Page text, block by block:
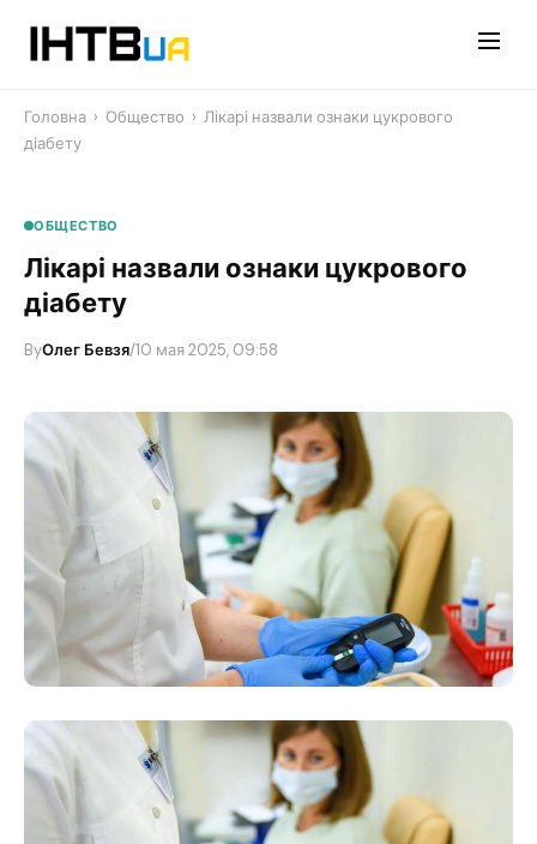
Головна › Общество › Лікарі назвали ознаки цукрового
діабету
ОБЩЕСТВО
Лікарі назвали ознаки цукрового
діабету
ByОлег Бевзя/10 мая 2025, 09:58